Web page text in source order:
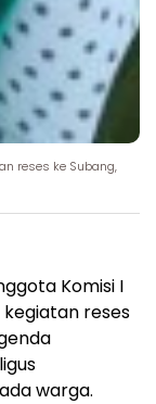
reses ke Subang,
Komisi I
kegiatan reses
warga.